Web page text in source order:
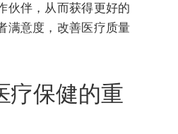
伙伴，从而获得更好的
满意度，改善医疗质量
疗保健的重